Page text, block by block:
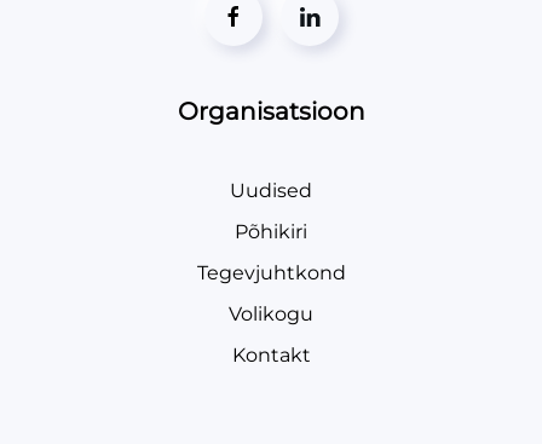
Organisatsioon
Uudised
Põhikiri
Tegevjuhtkond
Volikogu
Kontakt